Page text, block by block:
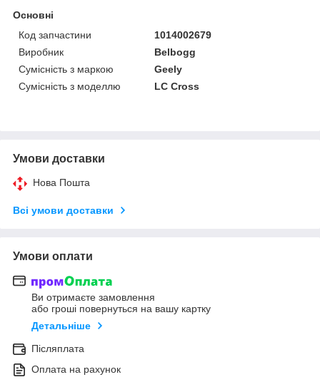
Основні
Код запчастини
1014002679
Виробник
Belbogg
Сумісність з маркою
Geely
Сумісність з моделлю
LC Cross
Умови доставки
Нова Пошта
Всі умови доставки
Умови оплати
Ви отримаєте замовлення
або гроші повернуться на вашу картку
Детальніше
Післяплата
Оплата на рахунок